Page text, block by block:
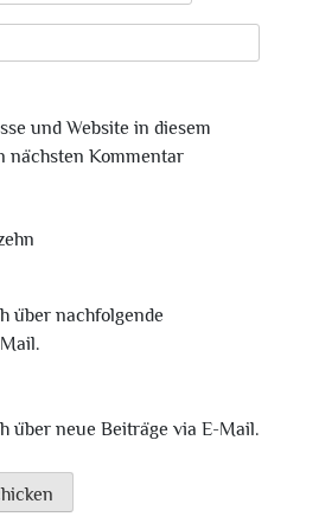
und Website in diesem
nächsten Kommentar
über nachfolgende
über neue Beiträge via E-Mail.